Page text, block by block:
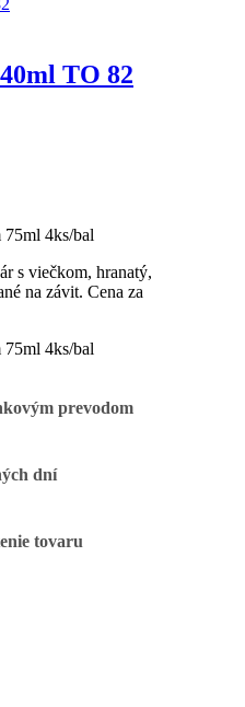
TO 82
s viečkom, hranatý,
na závit. Cena za
prevodom
dní
tovaru